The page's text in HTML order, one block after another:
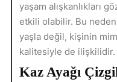
yaşam alışkanlıkları
etkili olabilir. Bu
yaşla değil, kişinin
kalitesiyle de ilişkilidir.
Kaz Ayağı